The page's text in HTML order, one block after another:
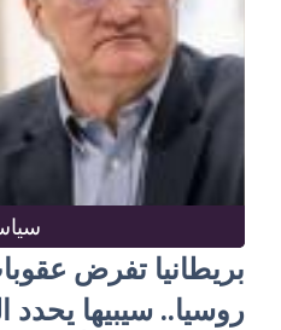
بريطانيا تفرض
روسيا.. سيبيها يحدد